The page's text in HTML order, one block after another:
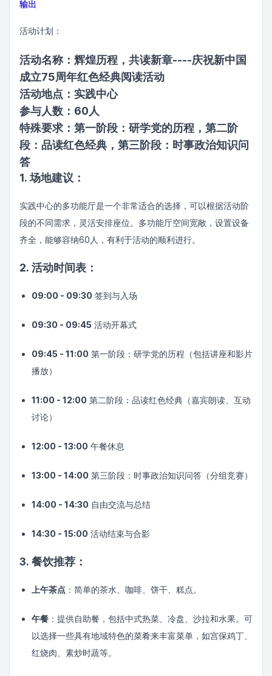
输出
活动计划：
活动名称：辉煌历程，共读新章----庆祝新中国
成立75周年红色经典阅读活动
活动地点：实践中心
参与人数：60人
特殊要求：第一阶段：研学党的历程，第二阶
段：品读红色经典，第三阶段：时事政治知识问
答
1. 场地建议：
实践中心的多功能厅是一个非常适合的选择，可以根据活动阶
段的不同需求，灵活安排座位。多功能厅空间宽敞，设置设备
齐全，能够容纳60人，有利于活动的顺利进行。
2. 活动时间表：
09:00 - 09:30 签到与入场
09:30 - 09:45 活动开幕式
09:45 - 11:00 第一阶段：研学党的历程（包括讲座和影片
播放）
11:00 - 12:00 第二阶段：品读红色经典（嘉宾朗读、互动
讨论）
12:00 - 13:00 午餐休息
13:00 - 14:00 第三阶段：时事政治知识问答（分组竞赛）
14:00 - 14:30 自由交流与总结
14:30 - 15:00 活动结束与合影
3. 餐饮推荐：
上午茶点 ：简单的茶水、咖啡、饼干、糕点。
午餐 ：提供自助餐，包括中式热菜、冷盘、沙拉和水果。可
以选择一些具有地域特色的菜肴来丰富菜单，如宫保鸡丁、
红烧肉、素炒时蔬等。